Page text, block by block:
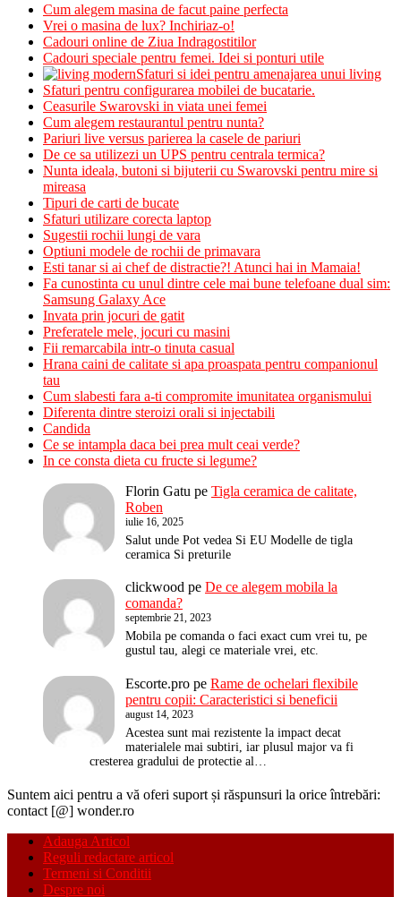
Cum alegem masina de facut paine perfecta
Vrei o masina de lux? Inchiriaz-o!
Cadouri online de Ziua Indragostitilor
Cadouri speciale pentru femei. Idei si ponturi utile
Sfaturi si idei pentru amenajarea unui living
Sfaturi pentru configurarea mobilei de bucatarie.
Ceasurile Swarovski in viata unei femei
Cum alegem restaurantul pentru nunta?
Pariuri live versus parierea la casele de pariuri
De ce sa utilizezi un UPS pentru centrala termica?
Nunta ideala, butoni si bijuterii cu Swarovski pentru mire si
mireasa
Tipuri de carti de bucate
Sfaturi utilizare corecta laptop
Sugestii rochii lungi de vara
Optiuni modele de rochii de primavara
Esti tanar si ai chef de distractie?! Atunci hai in Mamaia!
Fa cunostinta cu unul dintre cele mai bune telefoane dual sim:
Samsung Galaxy Ace
Invata prin jocuri de gatit
Preferatele mele, jocuri cu masini
Fii remarcabila intr-o tinuta casual
Hrana caini de calitate si apa proaspata pentru companionul
tau
Cum slabesti fara a-ti compromite imunitatea organismului
Diferenta dintre steroizi orali si injectabili
Candida
Ce se intampla daca bei prea mult ceai verde?
In ce consta dieta cu fructe si legume?
Florin Gatu pe Tigla ceramica de calitate,
Roben
iulie 16, 2025
Salut unde Pot vedea Si EU Modelle de tigla
ceramica Si preturile
clickwood pe De ce alegem mobila la
comanda?
septembrie 21, 2023
Mobila pe comanda o faci exact cum vrei tu, pe
gustul tau, alegi ce materiale vrei, etc.
Escorte.pro pe Rame de ochelari flexibile
pentru copii: Caracteristici si beneficii
august 14, 2023
Acestea sunt mai rezistente la impact decat
materialele mai subtiri, iar plusul major va fi
cresterea gradului de protectie al…
Suntem aici pentru a vă oferi suport și răspunsuri la orice întrebări:
contact [@] wonder.ro
Adauga Articol
Reguli redactare articol
Termeni si Conditii
Despre noi